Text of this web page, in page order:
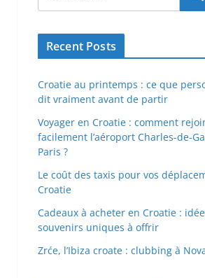
Recent Posts
Croatie au printemps : ce que
dit vraiment avant de partir
Voyager en Croatie : comment
facilement l’aéroport Charles-de-
Paris ?
Le coût des taxis pour vos
Croatie
Cadeaux à acheter en Croatie :
souvenirs uniques à offrir
Zrće, l’Ibiza croate : clubbing à